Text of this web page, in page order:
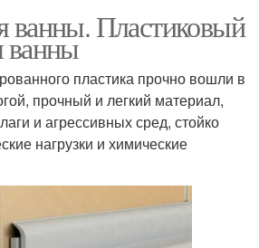
ванны. Пластиковый
ванны
пластика прочно вошли в
прочный и легкий материал,
и агрессивных сред, стойко
нагрузки и химические